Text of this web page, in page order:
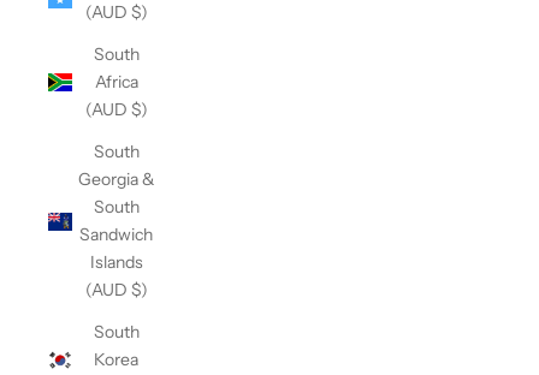
(AUD $)
South
Africa
(AUD $)
South
Georgia &
South
Sandwich
Islands
(AUD $)
South
Korea